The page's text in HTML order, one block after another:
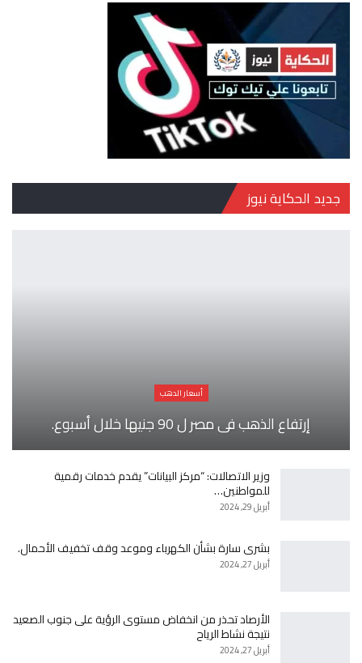
جديد الحكاية نيوز
أسعار الدهب
إرتفاع الذهب فى مصر ل 90 جنيها خلال أسبوع.
وزير الاتصالات: “مركز البيانات” يقدم خدمات رقمية
للمواطنين…
أبريل 29, 2024
بشرى سارة بشأن الكهرباء وموعد وقف تخفيف الأحمال.
أبريل 27, 2024
الأرصاد تحذر من انخفاض مستوى الرؤية على جنوب الصعيد
نتيجة نشاط الرياح
أبريل 27, 2024